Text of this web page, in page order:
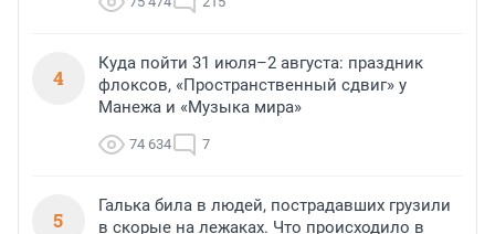
4
Куда пойти 31 июля–2 августа: праздник
флоксов, «Пространственный сдвиг» у
Манежа и «Музыка мира»
74 634 7
5
Галька била в людей, пострадавших грузили
в скорые на лежаках. Что происходило в